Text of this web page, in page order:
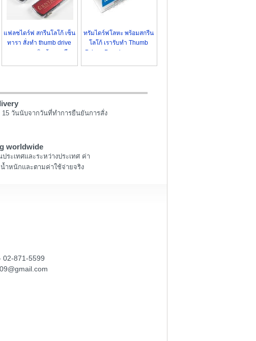
แฟลชไดร์ฟ สกรีนโลโก้ เซ็น
ทารา สั่งทำ thumb drive
ราคาถูก - สินค้าขายดี
ทรัมไดร์ฟโลหะ พร้อมสกรีน
โลโก้ เรารับทำ Thumb
Drives Premium ราคาถูก
15 วันนับจากวันที่ทำการยืนยันการสั่ง
worldwide
ประเทศและระหว่างประเทศ ค่า
ำหนักและตามค่าใช้จ่ายจริง
871-5599